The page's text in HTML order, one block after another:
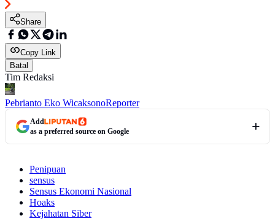
Share
Copy Link
Batal
Tim Redaksi
Pebrianto Eko WicaksonoReporter
Add
as a preferred source on Google
Penipuan
sensus
Sensus Ekonomi Nasional
Hoaks
Kejahatan Siber